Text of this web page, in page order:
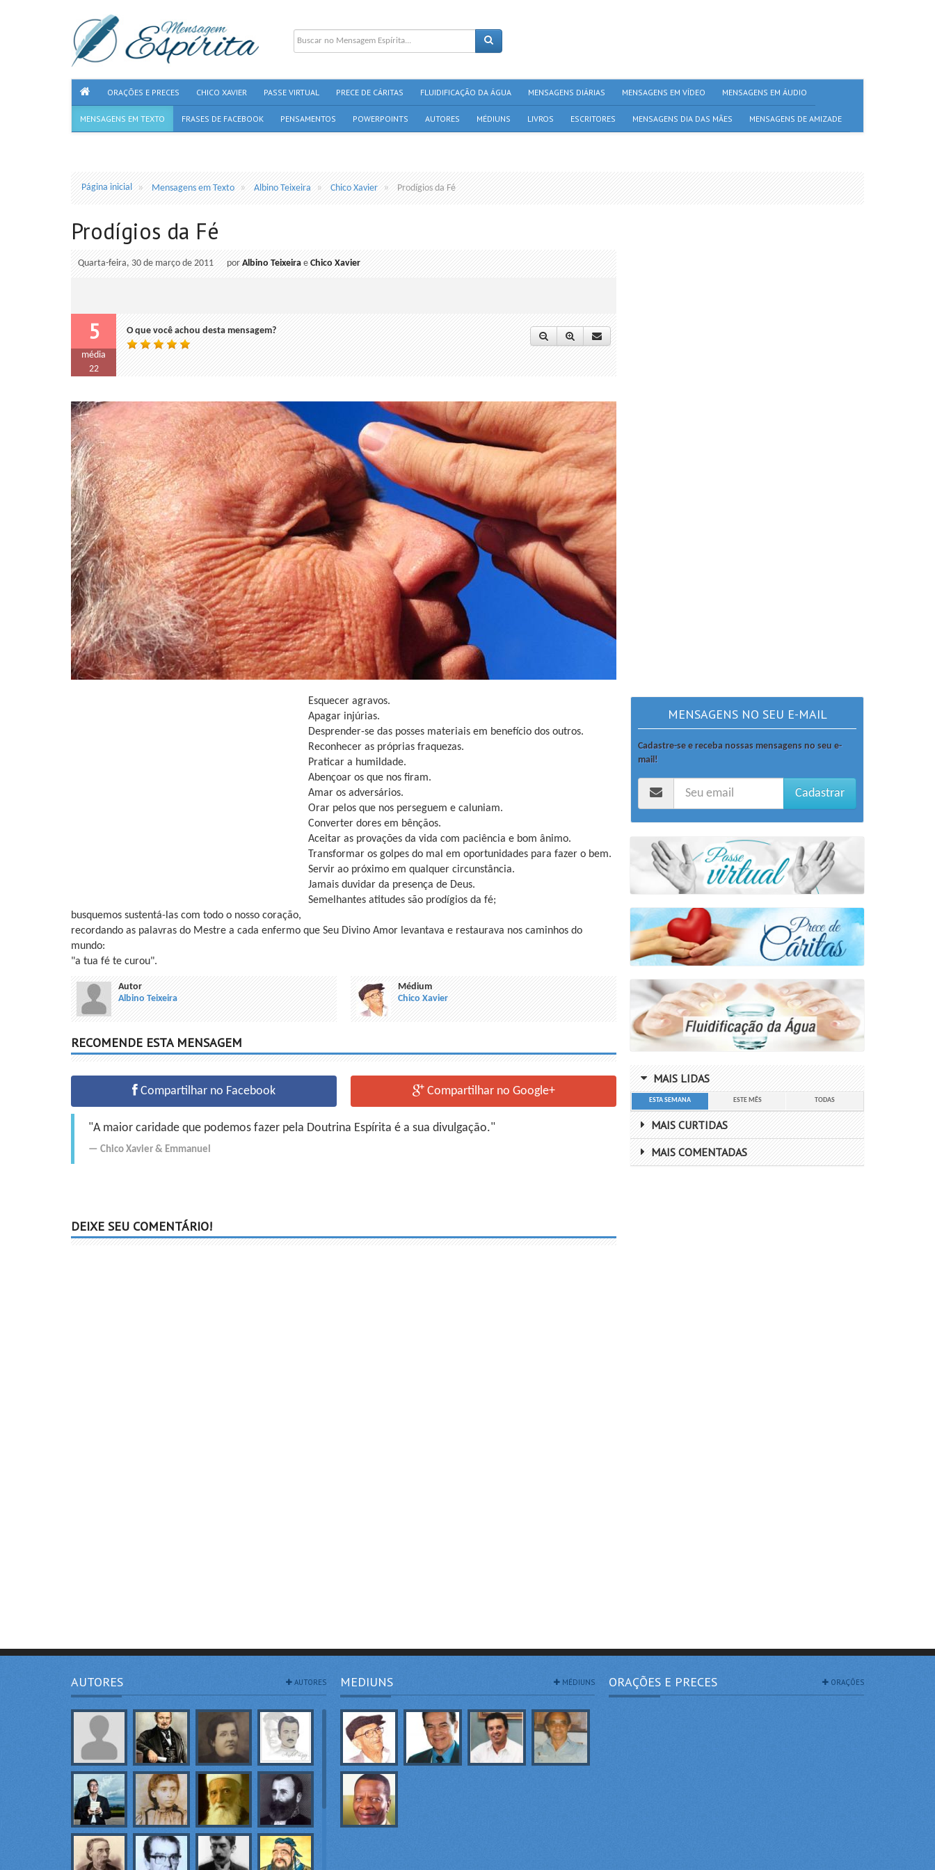
ORAÇÕES E PRECES CHICO XAVIER PASSE VIRTUAL PRECE DE CÁRITAS FLUIDIFICAÇÃO DA ÁGUA MENSAGENS DIÁRIAS MENSAGENS EM VÍDEO MENSAGENS EM ÁUDIO
MENSAGENS EM TEXTO FRASES DE FACEBOOK PENSAMENTOS POWERPOINTS AUTORES MÉDIUNS LIVROS ESCRITORES MENSAGENS DIA DAS MÃES MENSAGENS DE AMIZADE
Página inicial Mensagens em Texto Albino Teixeira Chico Xavier Prodígios da Fé
Prodígios da Fé
Quarta-feira, 30 de março de 2011 porAlbino Teixeira eChico Xavier
5
média
22
O que você achou desta mensagem?
Esquecer agravos.
Apagar injúrias.
Desprender-se das posses materiais em benefício dos outros.
Reconhecer as próprias fraquezas.
Praticar a humildade.
Abençoar os que nos firam.
Amar os adversários.
Orar pelos que nos perseguem e caluniam.
Converter dores em bênçãos.
Aceitar as provações da vida com paciência e bom ânimo.
Transformar os golpes do mal em oportunidades para fazer o bem.
Servir ao próximo em qualquer circunstância.
Jamais duvidar da presença de Deus.
Semelhantes atitudes são prodígios da fé;
busquemos sustentá-las com todo o nosso coração,
recordando as palavras do Mestre a cada enfermo que Seu Divino Amor levantava e restaurava nos caminhos do
mundo:
"a tua fé te curou".
Autor
Albino Teixeira
Médium
Chico Xavier
RECOMENDE ESTA MENSAGEM
Compartilhar no Facebook Compartilhar no Google+
"A maior caridade que podemos fazer pela Doutrina Espírita é a sua divulgação."
Chico Xavier & Emmanuel
DEIXE SEU COMENTÁRIO!
MENSAGENS NO SEU E-MAIL
Cadastre-se e receba nossas mensagens no seu e-
mail!
Cadastrar
MAIS LIDAS
ESTA SEMANA ESTE MÊS TODAS
MAIS CURTIDAS
MAIS COMENTADAS
AUTORES AUTORES MEDIUNS MÉDIUNS ORAÇÕES E PRECES ORAÇÕES